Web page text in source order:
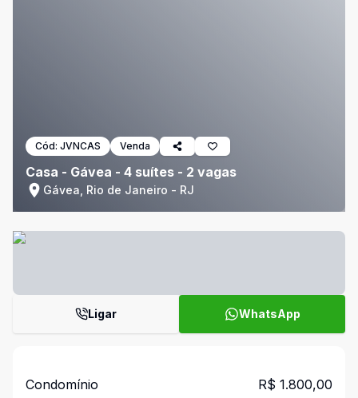
Cód: JVNCAS Venda
Casa - Gávea - 4 suítes - 2 vagas
Gávea, Rio de Janeiro - RJ
Ligar WhatsApp
Condomínio R$ 1.800,00